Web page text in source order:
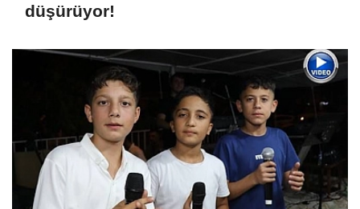
düşürüyor!